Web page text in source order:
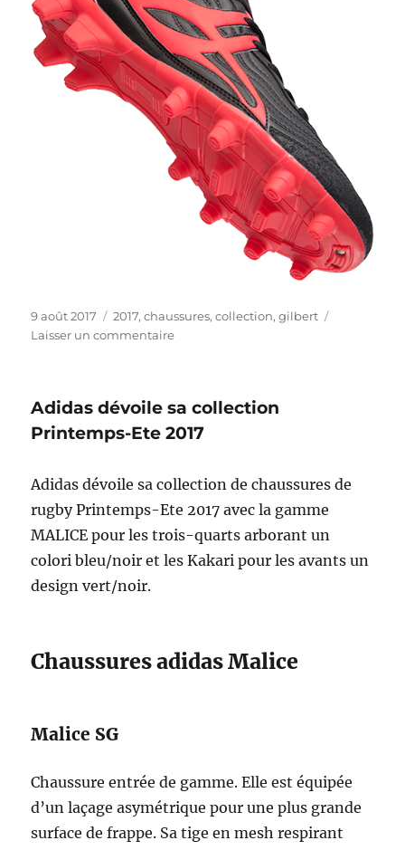
Publié
le
9 août 2017 Étiquettes
2017,chaussures,collection,gilbert
Laisser un commentairesur
chaussures
de
Adidas dévoile sa collection
Printemps-Ete 2017
Adidas dévoile sa collection de chaussures de
rugby Printemps-Ete 2017 avec la gamme
MALICE pour les trois-quarts arborant un
colori bleu/noir et les Kakari pour les avants un
design vert/noir.
Chaussures adidas Malice
Malice SG
Chaussure entrée de gamme. Elle est équipée
d’un laçage asymétrique pour une plus grande
surface de frappe. Sa tige en mesh respirant